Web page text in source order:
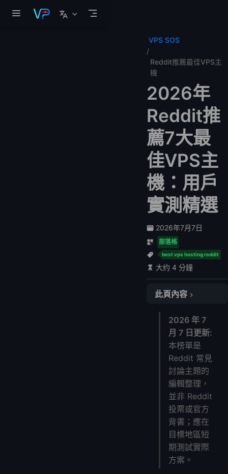
跳至主要內容
VPS SOS
Reddit推薦最佳VPS主
機
2026年
Reddit推
薦7大最
佳VPS主
機：用戶
實測精選
2026年7月7日
部落格
best vps hosting reddit
大约 4 分鐘
此頁內容
🔍 常見問答
2026 年 7
月 7 日更新:
本榜單是
Reddit 常見
討論主題的
編輯整理，
並非 Reddit
投票或官方
背書；應在
目標地區短
期測試實際
方案。